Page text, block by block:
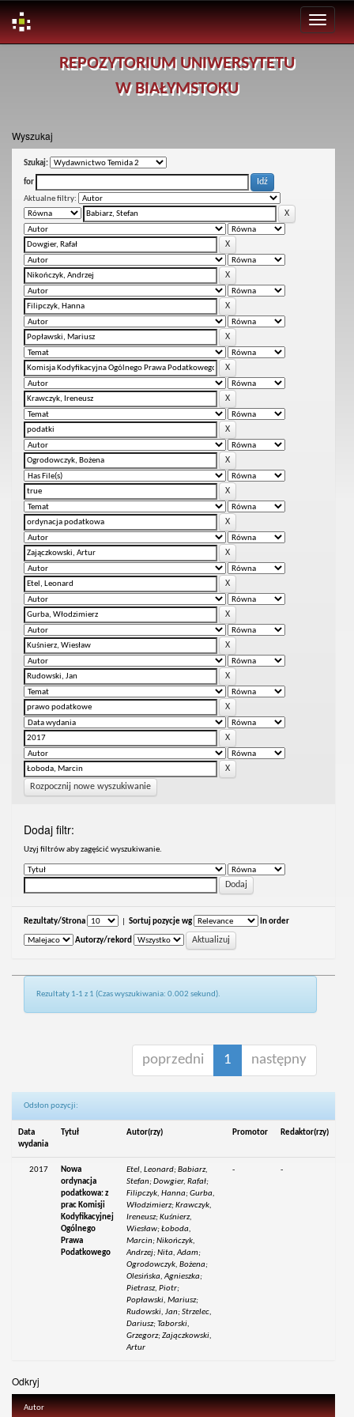
REPOZYTORIUM UNIWERSYTETU
W BIAŁYMSTOKU
Wyszukaj
Szukaj:
for
Aktualne filtry:
Rozpocznij nowe wyszukiwanie
Dodaj filtr:
Uzyj filtrów aby zagęścić wyszukiwanie.
Rezultaty/Strona Sortuj pozycje wg In order
Autorzy/rekord
Rezultaty 1-1 z 1 (Czas wyszukiwania: 0.002 sekund).
poprzedni 1 następny
Odsłon pozycji:
Data
wydania
Tytuł Autor(rzy) Promotor Redaktor(rzy)
2017
Nowa
ordynacja
podatkowa: z
prac Komisji
Kodyfikacyjnej
Ogólnego
Prawa
Podatkowego
Etel, Leonard; Babiarz,
Stefan; Dowgier, Rafał;
Filipczyk, Hanna; Gurba,
Włodzimierz; Krawczyk,
Ireneusz; Kuśnierz,
Wiesław; Łoboda,
Marcin; Nikończyk,
Andrzej; Nita, Adam;
Ogrodowczyk, Bożena;
Olesińska, Agnieszka;
Pietrasz, Piotr;
Popławski, Mariusz;
Rudowski, Jan; Strzelec,
Dariusz; Taborski,
Grzegorz; Zajączkowski,
Artur
- -
Odkryj
Autor